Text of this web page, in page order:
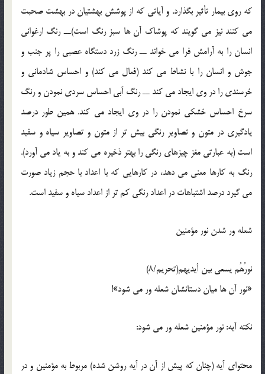
که روي بيمار تأثير بگذارد. و آياتي که از پوشش بهشتيان در بهشت صحبت
مي کنند نيز مي گويند که پوشاک آن ها سبز رنگ است)ــ رنگ ارغواني
انسان را به آرامش فرا مي خواند ــ رنگ زرد دستگاه عصبي را پر جنب و
جوش و انسان را با نشاط مي کند (فعال مي کند) و احساس شادماني و
خرسندي را در وي ايجاد مي کند ــ رنگ آبي احساس سردي نمودن و رنگ
سرخ احساس خشکي نمودن را در وي ايجاد مي کند. همين طور درصد
يادگيري در متون و تصاوير رنگي بيش تر از متون و تصاوير سياه و سفيد
است (به عبارتي مغز چيزهاي رنگي را بهتر ذخيره مي کند و به ياد مي آورد).
رنگ به کارها معني مي دهد، در کارهايي که با اعداد با حجم زياد صورت
مي گيرد درصد اشتباهات در اعداد رنگي کم تر از اعداد سياه و سفيد است.
شعله ور شدن نور مؤمنين
نورُهُم يسعي بين أيديهم(تحريم/8)
«نور آن ها ميان دستانشان شعله ور مي شود»!
نکته آيه: نور مؤمنين شعله ور مي شود:
محتواي آيه (چنان که پيش از آن در آيه روشن شده) مربوط به مؤمنين و در